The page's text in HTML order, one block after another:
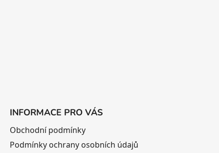
INFORMACE PRO VÁS
Obchodní podmínky
Podmínky ochrany osobních údajů